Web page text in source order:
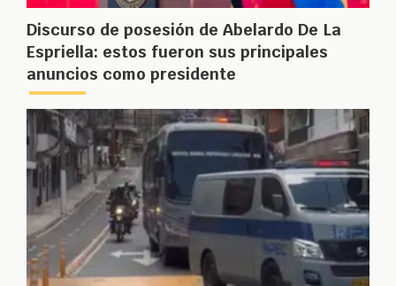
Discurso de posesión de Abelardo De La
Espriella: estos fueron sus principales
anuncios como presidente